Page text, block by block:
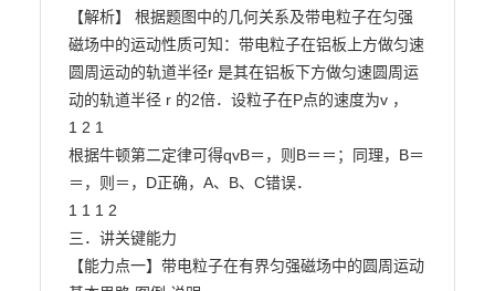
【解析】 根据题图中的几何关系及带电粒子在匀强
磁场中的运动性质可知：带电粒子在铝板上方做匀速
圆周运动的轨道半径r 是其在铝板下方做匀速圆周运
动的轨道半径 r 的2倍．设粒子在P点的速度为v ，
1 2 1
根据牛顿第二定律可得qvB＝，则B＝＝；同理，B＝
＝，则＝，D正确，A、B、C错误．
1 1 1 2
三．讲关键能力
【能力点一】带电粒子在有界匀强磁场中的圆周运动